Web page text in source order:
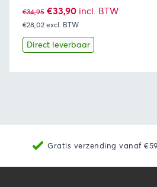
€34,95 Oorspronkelijke
prijs
was:
€33,90Huidige
prijs
is:
incl. BTW
€28,02 excl. BTW
Direct leverbaar
Gratis verzending vanaf